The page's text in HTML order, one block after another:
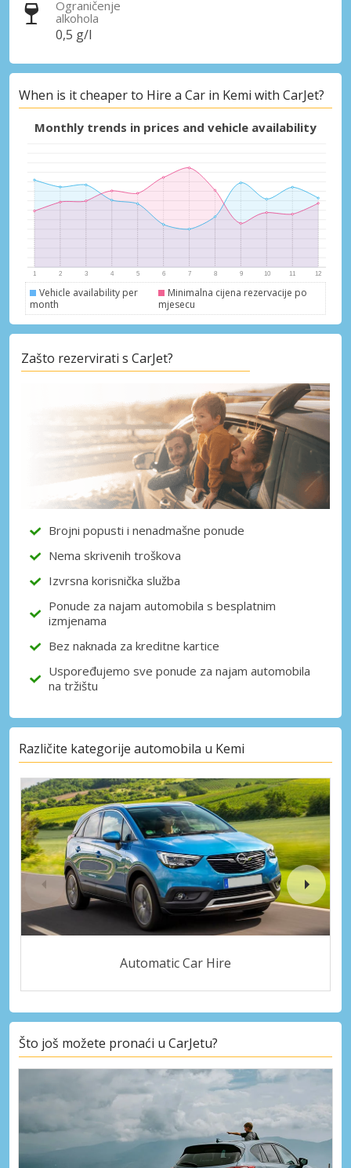
Ograničenje
alkohola
0,5 g/l
When is it cheaper to Hire a Car in Kemi with CarJet?
Monthly trends in prices and vehicle availability
Vehicle availability per
month
Minimalna cijena rezervacije po
mjesecu
Zašto rezervirati s CarJet?
Brojni popusti i nenadmašne ponude
Nema skrivenih troškova
Izvrsna korisnička služba
Ponude za najam automobila s besplatnim
izmjenama
Bez naknada za kreditne kartice
Uspoređujemo sve ponude za najam automobila
na tržištu
Različite kategorije automobila u Kemi
Automatic Car Hire
Što još možete pronaći u CarJetu?
Pristupite ekskluzivnim ponudama naših
dobavljača
Prijava putem eLinka